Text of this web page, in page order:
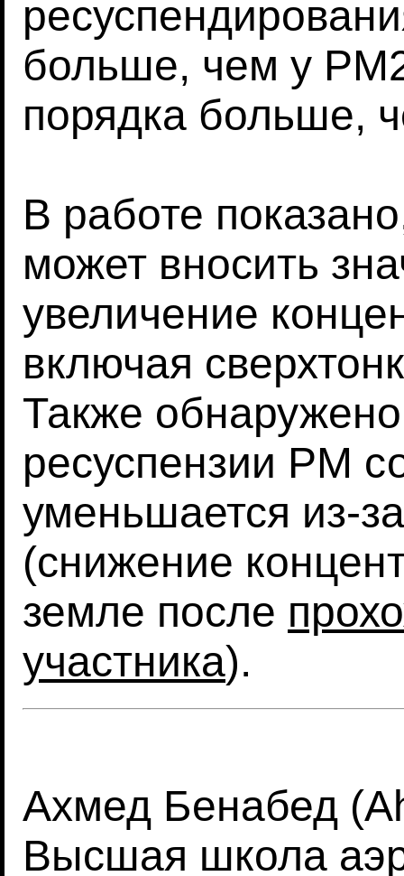
больше, чем у
порядка больше,
В работе
может вносить
увеличение
включая
Также
ресуспензии PM
уменьшается из-
(снижение
земле после
участника).
Ахмед Бенабед
Высшая школа